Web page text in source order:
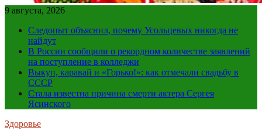
9 августа, 2026
Следопыт объяснил, почему Усольцевых никогда не
найдут
В России сообщили о рекордном количестве заявлений
на поступление в колледжи
Выкуп, каравай и «Горько!»: как отмечали свадьбу в
СССР
Стала известна причина смерти актера Сергея
Ясинского
Здоровье